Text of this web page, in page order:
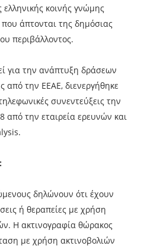
ελληνικής κοινής γνώμης
άπτονται της δημόσιας
περιβάλλοντος.
για την ανάπτυξη δράσεων
από την ΕΕΑΕ, διενεργήθηκε
συνεντεύξεις την
από την εταιρεία ερευνών και
δηλώνουν ότι έχουν
ή θεραπείες με χρήση
Η ακτινογραφία θώρακος
με χρήση ακτινοβολιών